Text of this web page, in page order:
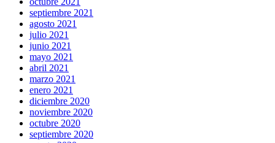
septiembre 2021
agosto 2021
julio 2021
junio 2021
mayo 2021
abril 2021
marzo 2021
enero 2021
diciembre 2020
noviembre 2020
octubre 2020
septiembre 2020